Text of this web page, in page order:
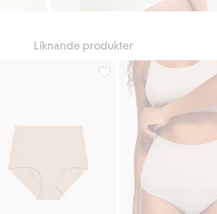
Liknande produkter
Hipstertrosa i medium